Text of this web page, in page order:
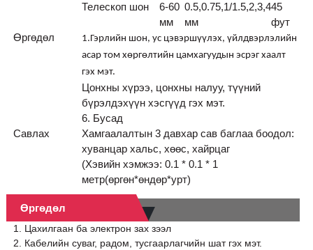
Телескоп шон
6-60
мм
0.5,0.75,1/1.5,2,3,4
мм
45
фут
Өргөдөл
1.Гэрлийн шон, ус цэвэршүүлэх, үйлдвэрлэлийн
асар том хөргөлтийн цамхагуудын эсрэг хаалт
гэх мэт.
Цонхны хүрээ, цонхны налуу, түүний
бүрэлдэхүүн хэсгүүд гэх мэт.
6. Бусад
Савлах
Хамгаалалтын 3 давхар сав баглаа боодол:
хуванцар хальс, хөөс, хайрцаг
(Хэвийн хэмжээ: 0.1 * 0.1 * 1
метр(өргөн*өндөр*урт)
Өргөдөл
1. Цахилгаан ба электрон зах зээл
2. Кабелийн суваг, радом, тусгаарлагчийн шат гэх мэт.